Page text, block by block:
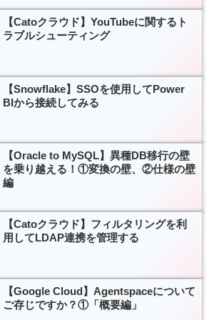
【Catoクラウド】YouTubeに関するト
ラブルシューティング
【Snowflake】SSOを使用してPower
BIから接続してみる
【Oracle to MySQL】異種DB移行の壁
を乗り越える！①変換の壁、②仕様の壁
編
【Catoクラウド】フィルタリングを利
用してLDAP連携を管理する
【Google Cloud】Agentspaceについて
ご存じですか？①「概要編」